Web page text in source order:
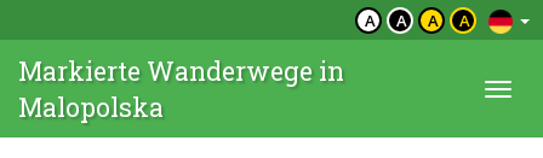
A A A A
Markierte Wanderwege in
Malopolska